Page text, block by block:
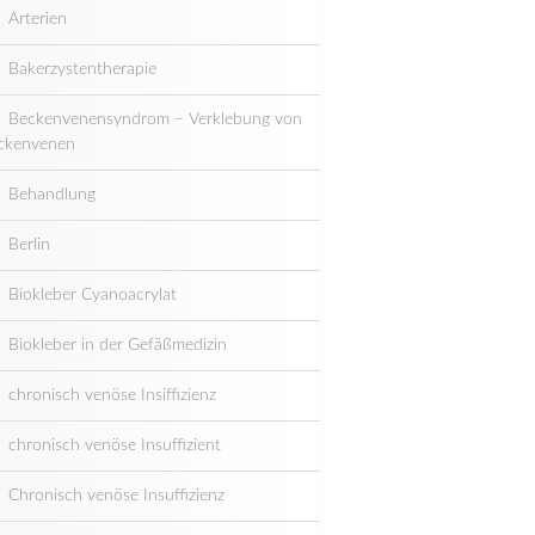
Arterien
Bakerzystentherapie
Beckenvenensyndrom – Verklebung von
Behandlung
Berlin
Biokleber Cyanoacrylat
Biokleber in der Gefäßmedizin
chronisch venöse Insiffizienz
chronisch venöse Insuffizient
Chronisch venöse Insuffizienz